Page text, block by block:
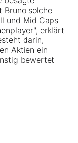
Bruno solche
und Mid Caps
erklärt
darin,
Aktien ein
bewertet